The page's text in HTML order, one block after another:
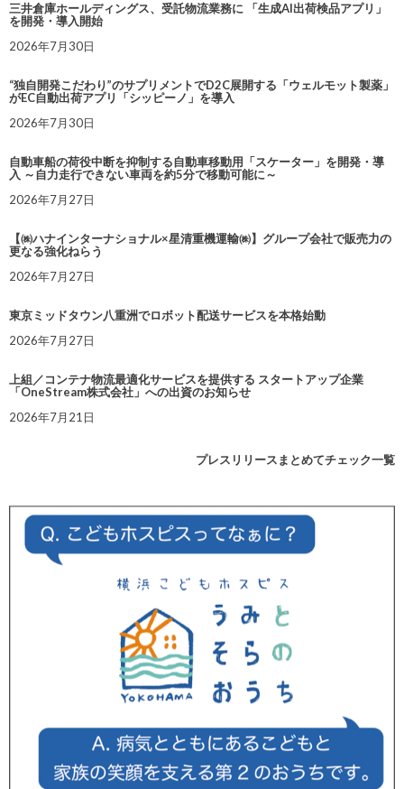
三井倉庫ホールディングス、受託物流業務に 「生成AI出荷検品アプリ」
を開発・導入開始
2026年7月30日
“独自開発こだわり”のサプリメントでD2C展開する「ウェルモット製薬」
がEC自動出荷アプリ「シッピーノ」を導入
2026年7月30日
自動車船の荷役中断を抑制する自動車移動用「スケーター」を開発・導
入 ～自力走行できない車両を約5分で移動可能に～
2026年7月27日
【㈱ハナインターナショナル×星清重機運輸㈱】グループ会社で販売力の
更なる強化ねらう
2026年7月27日
東京ミッドタウン八重洲でロボット配送サービスを本格始動
2026年7月27日
上組／コンテナ物流最適化サービスを提供する スタートアップ企業
「OneStream株式会社」への出資のお知らせ
2026年7月21日
プレスリリースまとめてチェック一覧